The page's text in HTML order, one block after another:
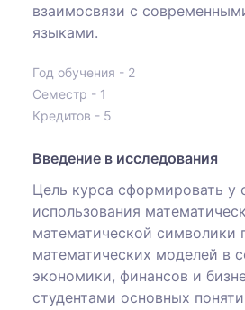
взаимосвязи с
языками.
Год обучения - 2
Семестр - 1
Кредитов - 5
Введение в исследования
Цель курса сформировать у
использования
математической символики
математических моделей в
экономики, финансов и
студентами основных